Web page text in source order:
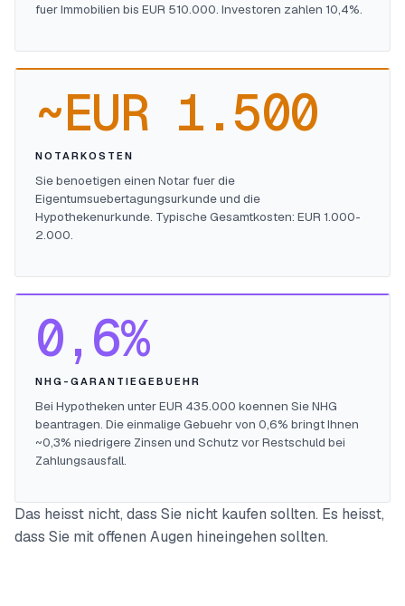
fuer Immobilien bis EUR 510.000. Investoren zahlen 10,4%.
~EUR 1.500
NOTARKOSTEN
Sie benoetigen einen Notar fuer die
Eigentumsuebertagungsurkunde und die
Hypothekenurkunde. Typische Gesamtkosten: EUR 1.000-
2.000.
0,6%
NHG-GARANTIEGEBUEHR
Bei Hypotheken unter EUR 435.000 koennen Sie NHG
beantragen. Die einmalige Gebuehr von 0,6% bringt Ihnen
~0,3% niedrigere Zinsen und Schutz vor Restschuld bei
Zahlungsausfall.
Das heisst nicht, dass Sie nicht kaufen sollten. Es heisst,
dass Sie mit offenen Augen hineingehen sollten.